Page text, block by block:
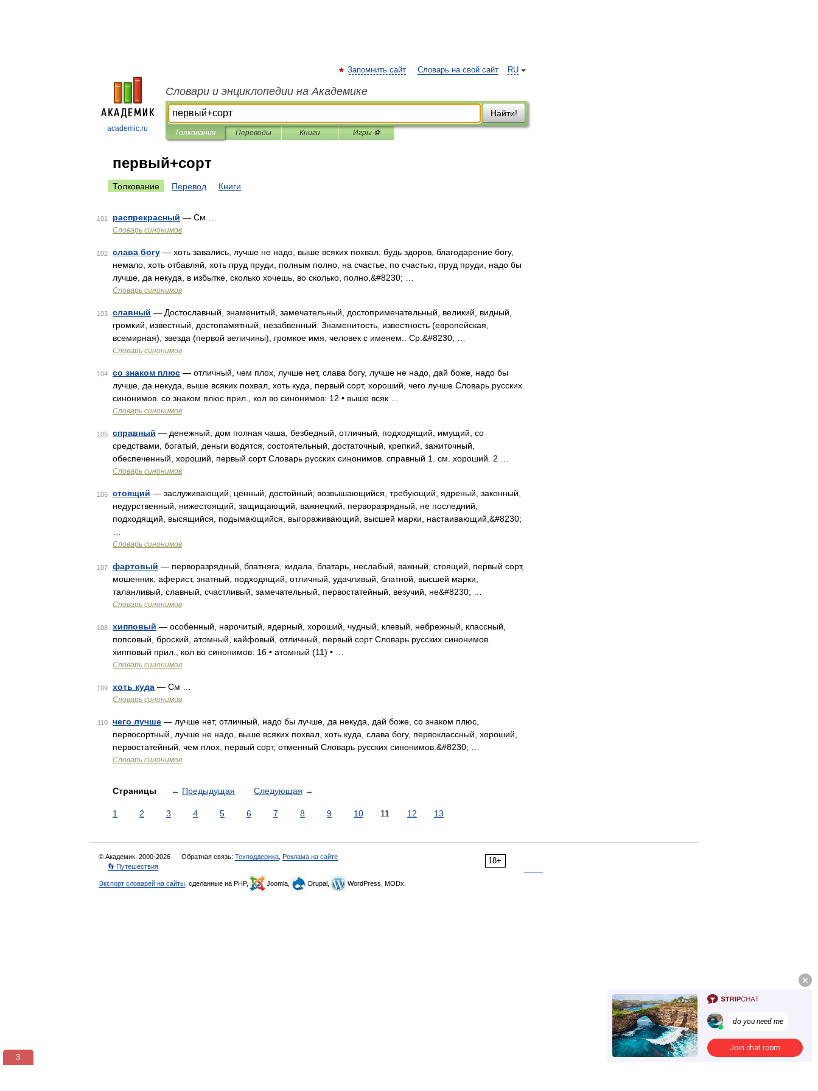
academic.ru
RU
Запомнить сайт Словарь на свой сайт
Словари и энциклопедии на Академике
Найти!
Толкования Переводы Книги Игры ⚽
первый+сорт
Толкование Перевод Книги
101 распрекрасный — См …
Словарь синонимов
102 слава богу — хоть завались, лучше не надо, выше всяких похвал, будь здоров, благодарение богу,
немало, хоть отбавляй, хоть пруд пруди, полным полно, на счастье, по счастью, пруд пруди, надо бы
лучше, да некуда, в избытке, сколько хочешь, во сколько, полно,&#8230; …
Словарь синонимов
103 славный — Достославный, знаменитый, замечательный, достопримечательный, великий, видный,
громкий, известный, достопамятный, незабвенный. Знаменитость, известность (европейская,
всемирная), звезда (первой величины), громкое имя, человек с именем.. Ср.&#8230; …
Словарь синонимов
104 со знаком плюс — отличный, чем плох, лучше нет, слава богу, лучше не надо, дай боже, надо бы
лучше, да некуда, выше всяких похвал, хоть куда, первый сорт, хороший, чего лучше Словарь русских
синонимов. со знаком плюс прил., кол во синонимов: 12 • выше всяк …
Словарь синонимов
105 справный — денежный, дом полная чаша, безбедный, отличный, подходящий, имущий, со
средствами, богатый, деньги водятся, состоятельный, достаточный, крепкий, зажиточный,
обеспеченный, хороший, первый сорт Словарь русских синонимов. справный 1. см. хороший. 2 …
Словарь синонимов
106 стоящий — заслуживающий, ценный, достойный; возвышающийся, требующий, ядреный, законный,
недурственный, нижестоящий, защищающий, важнецкий, перворазрядный, не последний,
подходящий, высящийся, подымающийся, выгораживающий, высшей марки, настаивающий,&#8230;
Словарь синонимов
107 фартовый — перворазрядный, блатняга, кидала, блатарь, неслабый, важный, стоящий, первый сорт,
мошенник, аферист, знатный, подходящий, отличный, удачливый, блатной, высшей марки,
таланливый, славный, счастливый, замечательный, первостатейный, везучий, не&#8230; …
Словарь синонимов
108 хипповый — особенный, нарочитый, ядерный, хороший, чудный, клевый, небрежный, классный,
попсовый, броский, атомный, кайфовый, отличный, первый сорт Словарь русских синонимов.
хипповый прил., кол во синонимов: 16 • атомный (11) • …
Словарь синонимов
109 хоть куда — См …
Словарь синонимов
110 чего лучше — лучше нет, отличный, надо бы лучше, да некуда, дай боже, со знаком плюс,
первосортный, лучше не надо, выше всяких похвал, хоть куда, слава богу, первоклассный, хороший,
первостатейный, чем плох, первый сорт, отменный Словарь русских синонимов.&#8230; …
Словарь синонимов
Страницы ← Предыдущая Следующая →
1 2 3 4 5 6 7 8 9 10 11 12 13
18+
© Академик, 2000-2026 Обратная связь: Техподдержка Реклама на сайте
👣 Путешествия
Экспорт словарей на сайты , сделанные на PHP, Joomla, Drupal, WordPress, MODx.
3